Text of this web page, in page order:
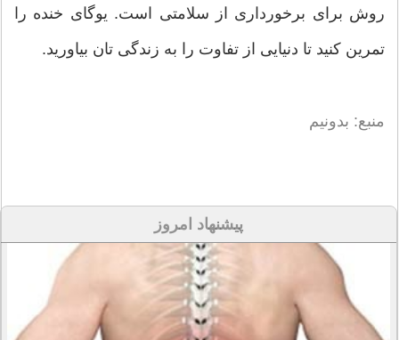
روش برای برخورداری از سلامتی است. یوگای خنده را
تمرین کنید تا دنیایی از تفاوت را به زندگی تان بیاورید.
منبع: بدونیم
پیشنهاد امروز